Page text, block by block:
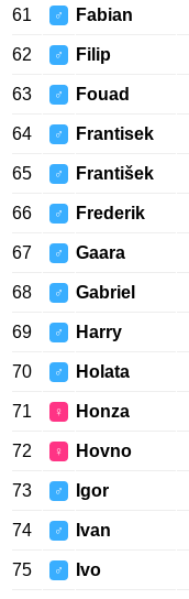
61 ♂ Fabian
62 ♂ Filip
63 ♂ Fouad
64 ♂ Frantisek
65 ♂ František
66 ♂ Frederik
67 ♂ Gaara
68 ♂ Gabriel
69 ♂ Harry
70 ♂ Holata
71 ♀ Honza
72 ♀ Hovno
73 ♂ Igor
74 ♂ Ivan
75 ♂ Ivo